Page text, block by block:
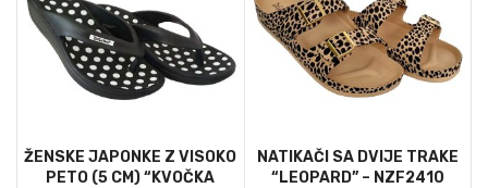
ŽENSKE JAPONKE Z VISOKO
PETO (5 CM) “KVOČKA
NATIKAČI SA DVIJE TRAKE
“LEOPARD” – NZF2410